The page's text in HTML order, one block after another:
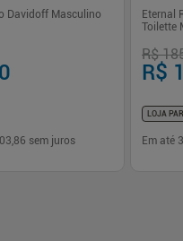
Davidoff Masculino
sem juros
Eternal
Toilette
R$
R$
LOJA
Em até 3